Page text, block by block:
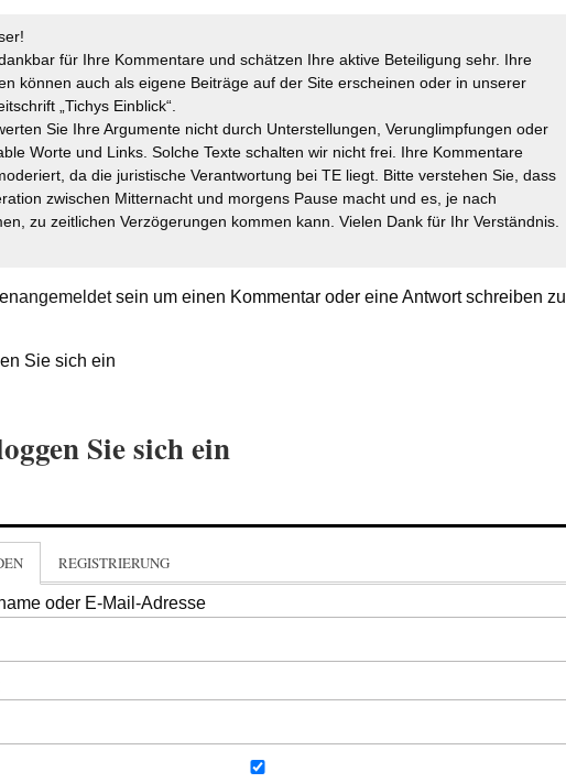
für Ihre Kommentare und schätzen Ihre aktive Beteiligung sehr. Ihre
können auch als eigene Beiträge auf der Site erscheinen oder in unserer
„Tichys Einblick“.
Sie Ihre Argumente nicht durch Unterstellungen, Verunglimpfungen oder
Worte und Links. Solche Texte schalten wir nicht frei. Ihre Kommentare
da die juristische Verantwortung bei TE liegt. Bitte verstehen Sie, dass
zwischen Mitternacht und morgens Pause macht und es, je nach
zu zeitlichen Verzögerungen kommen kann. Vielen Dank für Ihr Verständnis.
angemeldetsein um einen Kommentar oder eine Antwort schreiben zu
Sie sich ein
Sie sich ein
REGISTRIERUNG
oder E-Mail-Adresse